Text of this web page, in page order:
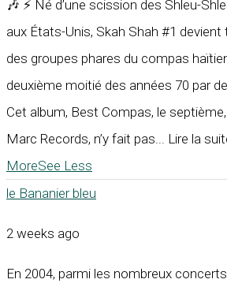
🎶 ⚡ Né d’une scission des Shleu-
aux États-Unis, Skah Shah #1 devient
des groupes phares du compas
deuxième moitié des années 70 par
Cet album, Best Compas, le
Marc Records, n’y fait pas... Lire la
MoreSee Less
le Bananier bleu
2 weeks ago
En 2004, parmi les nombreux